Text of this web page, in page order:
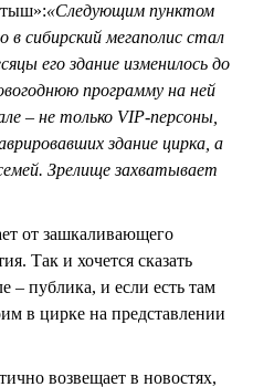
«Следующим пунктом
в сибирский мегаполис стал
его здание изменилось до
программу на ней
– не только VIP-персоны,
здание цирка, а
Зрелище захватывает
от зашкаливающего
Так и хочется сказать
– публика, и если есть там
в цирке на представлении
возвещает в новостях,